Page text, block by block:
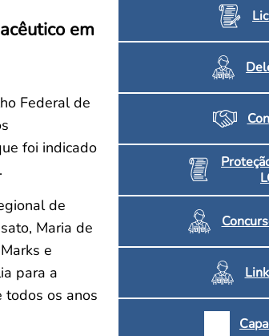
em
Federal de
foi indicado
de
Maria de
e
para a
todos os anos